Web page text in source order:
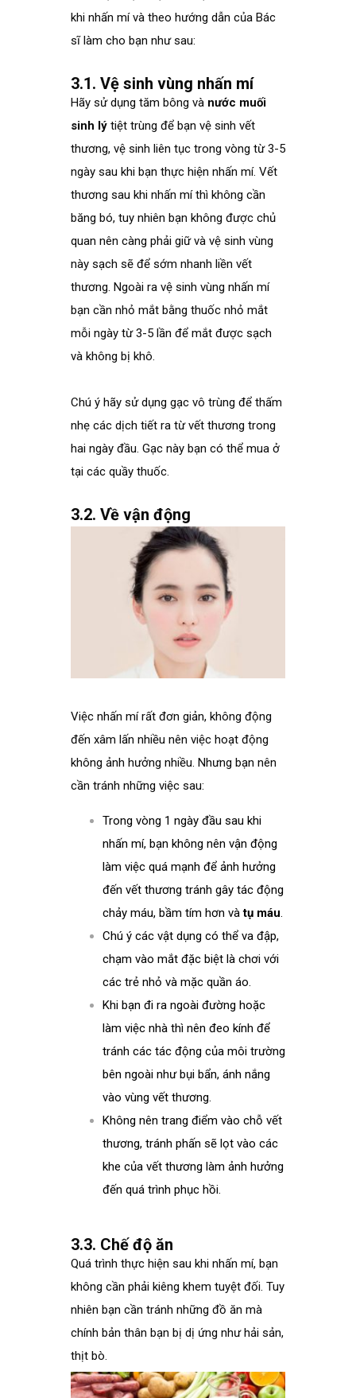
khi nhấn mí và theo hướng dẫn của Bác
sĩ làm cho bạn như sau:
3.1. Vệ sinh vùng nhấn mí
Hãy sử dụng tăm bông và nước muối
sinh lý tiệt trùng để bạn vệ sinh vết
thương, vệ sinh liên tục trong vòng từ 3-5
ngày sau khi bạn thực hiện nhấn mí. Vết
thương sau khi nhấn mí thì không cần
băng bó, tuy nhiên bạn không được chủ
quan nên càng phải giữ và vệ sinh vùng
này sạch sẽ để sớm nhanh liền vết
thương. Ngoài ra vệ sinh vùng nhấn mí
bạn cần nhỏ mắt bằng thuốc nhỏ mắt
mỗi ngày từ 3-5 lần để mắt được sạch
và không bị khô.
Chú ý hãy sử dụng gạc vô trùng để thấm
nhẹ các dịch tiết ra từ vết thương trong
hai ngày đầu. Gạc này bạn có thể mua ở
tại các quầy thuốc.
3.2. Về vận động
Việc nhấn mí rất đơn giản, không động
đến xâm lấn nhiều nên việc hoạt động
không ảnh hưởng nhiều. Nhưng bạn nên
cần tránh những việc sau:
Trong vòng 1 ngày đầu sau khi
nhấn mí, bạn không nên vận động
làm việc quá mạnh để ảnh hưởng
đến vết thương tránh gây tác động
chảy máu, bầm tím hơn vàtụ máu.
Chú ý các vật dụng có thể va đập,
chạm vào mắt đặc biệt là chơi với
các trẻ nhỏ và mặc quần áo.
Khi bạn đi ra ngoài đường hoặc
làm việc nhà thì nên đeo kính để
tránh các tác động của môi trường
bên ngoài như bụi bẩn, ánh nắng
vào vùng vết thương.
Không nên trang điểm vào chỗ vết
thương, tránh phấn sẽ lọt vào các
khe của vết thương làm ảnh hưởng
đến quá trình phục hồi.
3.3. Chế độ ăn
Quá trình thực hiện sau khi nhấn mí, bạn
không cần phải kiêng khem tuyệt đối. Tuy
nhiên bạn cần tránh những đồ ăn mà
chính bản thân bạn bị dị ứng như hải sản,
thịt bò.